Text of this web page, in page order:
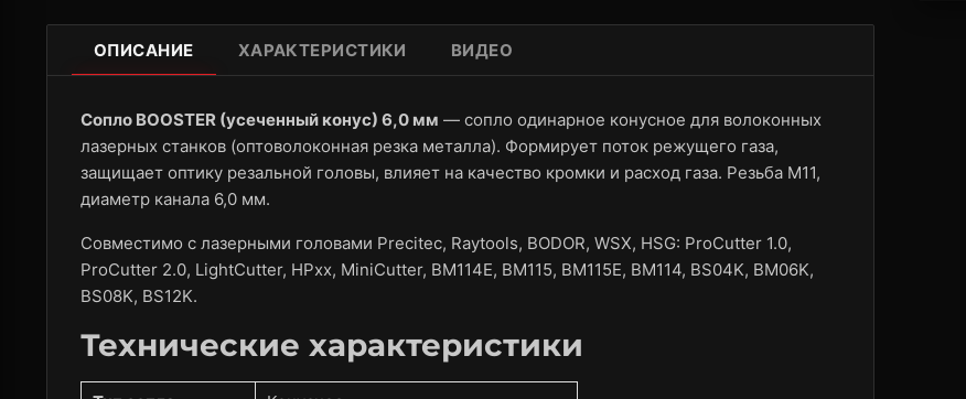
ОПИСАНИЕ ХАРАКТЕРИСТИКИ ВИДЕО
Сопло BOOSTER (усеченный конус) 6,0 мм — сопло одинарное конусное для волоконных
лазерных станков (оптоволоконная резка металла). Формирует поток режущего газа,
защищает оптику резальной головы, влияет на качество кромки и расход газа. Резьба M11,
диаметр канала 6,0 мм.
Совместимо с лазерными головами Precitec, Raytools, BODOR, WSX, HSG: ProCutter 1.0,
ProCutter 2.0, LightCutter, HPxx, MiniCutter, BM114E, BM115, BM115E, BM114, BS04K, BM06K,
BS08K, BS12K.
Технические характеристики